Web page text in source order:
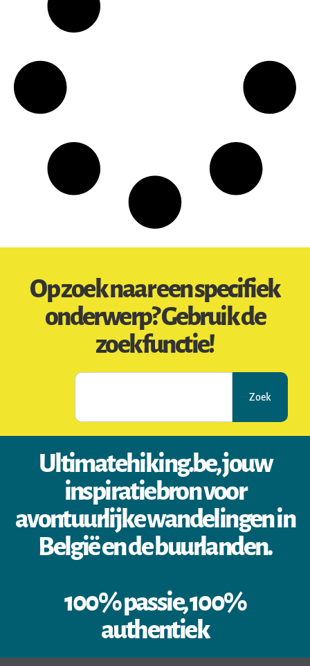
Op zoek naar een specifiek
onderwerp? Gebruik de
zoekfunctie!
Zoek
Ultimatehiking.be, jouw
inspiratiebron voor
avontuurlijke wandelingen in
België en de buurlanden.
100% passie, 100%
authentiek